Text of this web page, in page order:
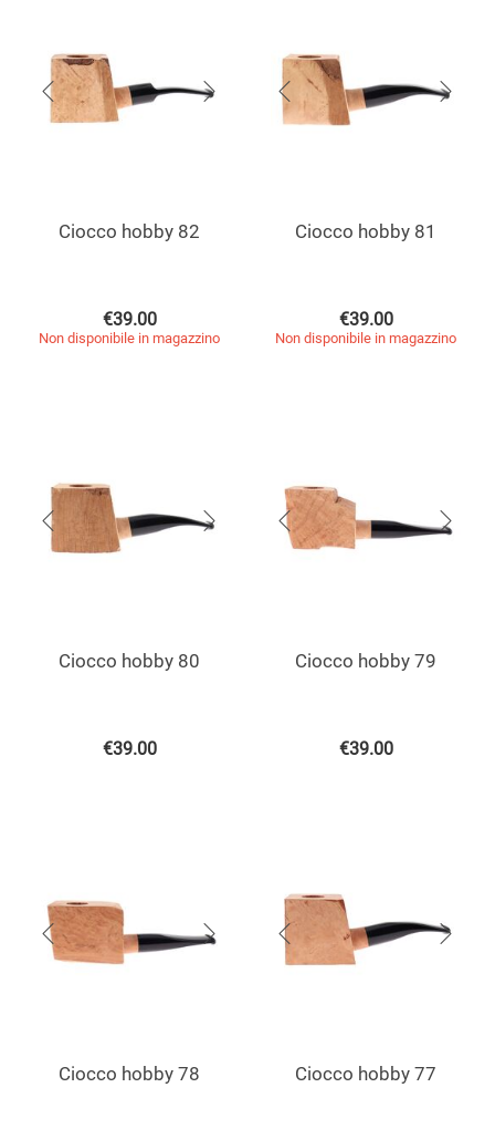
Ciocco hobby 82
€39.00
Non disponibile in magazzino
Ciocco hobby 81
€39.00
Non disponibile in magazzino
Ciocco hobby 80
€39.00
Ciocco hobby 79
€39.00
Ciocco hobby 78 Ciocco hobby 77